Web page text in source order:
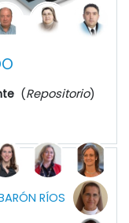
(Repositorio)